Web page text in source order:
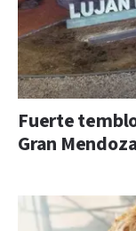
Fuerte
Gran